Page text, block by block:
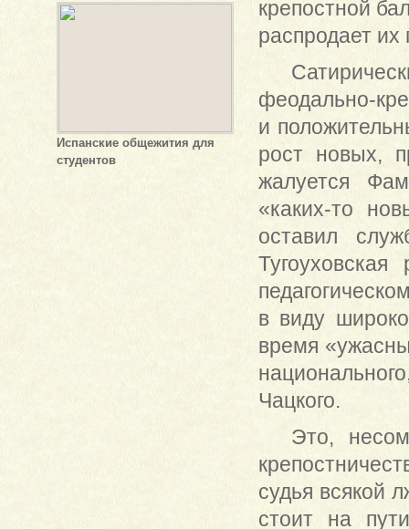
Испанские общежития для
студентов
крепостной
распродает их
феодально-
и
рост новых,
жалуется
«каких-то
оставил
в виду
время
Чацкого.
Это,
судья всякой
стоит на